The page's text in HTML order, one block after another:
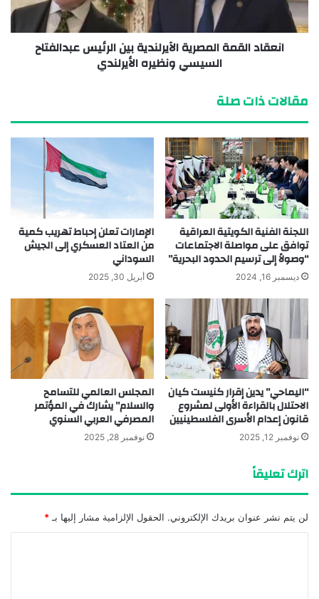
انعقاد القمة المصرية الآيرلندية بين الرئيس عبدالفتاح
السيسي ونظيره الأيرلندي
مقالات ذات صلة
اللجنة الفنية الكويتية العراقية
توافق على مواصلة الاجتماعات
“وصولاً إلى ترسيم الحدود البحرية”
ديسمبر 16, 2024
الإمارات تعلن إحباط تهريب كمية
من العتاد العسكري إلى الجيش
السوداني
أبريل 30, 2025
“اليماحي” يدين إقرار كنيست كيان
الاحتلال بالقراءة الأولى لمشروع
قانون إعدام الأسرى الفلسطينيين
نوفمبر 12, 2025
المجلس العالمي للتسامح
والسلام” يشارك في المؤتمر
المصرفي العربي السنوي ‎
نوفمبر 28, 2025
اترك تعليقاً
لن يتم نشر عنوان بريدك الإلكتروني. الحقول الإلزامية مشار إليها بـ *